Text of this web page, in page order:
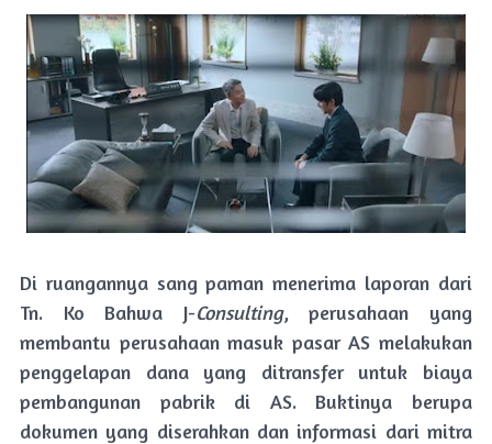
Di ruangannya sang paman menerima laporan dari
Tn. Ko Bahwa J-Consulting, perusahaan yang
membantu perusahaan masuk pasar AS melakukan
penggelapan dana yang ditransfer untuk biaya
pembangunan pabrik di AS. Buktinya berupa
dokumen yang diserahkan dan informasi dari mitra